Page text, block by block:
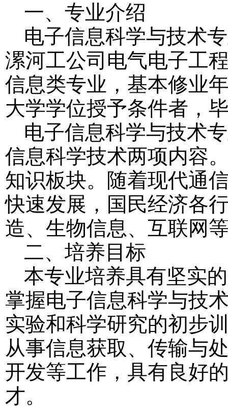
一、专业介绍
电子信息科学与技术
漯河工公司电气电子工
信息类专业，基本修业
大学学位授予条件者，
电子信息科学与技术
信息科学技术两项内容
知识板块。随着现代通
快速发展，国民经济各
造、生物信息、互联网
二、培养目标
本专业培养具有坚实
掌握电子信息科学与技
实验和科学研究的初步
从事信息获取、传输与
开发等工作，具有良好
才。